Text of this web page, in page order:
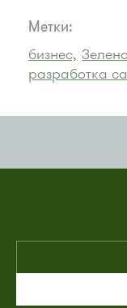
Метки:
бизнес,
разработка